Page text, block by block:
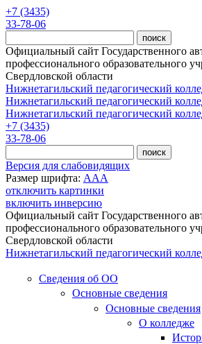
Перейти к основному содержанию
+7 (3435)
33-78-06
Официальный сайт Государственного
профессионального образовательного
Свердловской области
Нижнетагильский педагогический
Нижнетагильский педагогический
Нижнетагильский педагогический
+7 (3435)
33-78-06
Версия для слабовидящих
Размер шрифта: AAA
отключить картинки
включить инверсию
Официальный сайт Государственного
профессионального образовательного
Свердловской области
Нижнетагильский педагогический
Сведения об ОО
Основные сведения
Основные сведения
О колледже